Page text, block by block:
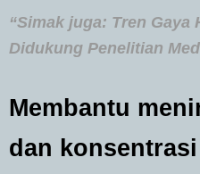
“Simak juga: Tren Gaya
Didukung Penelitian
Membantu
dan